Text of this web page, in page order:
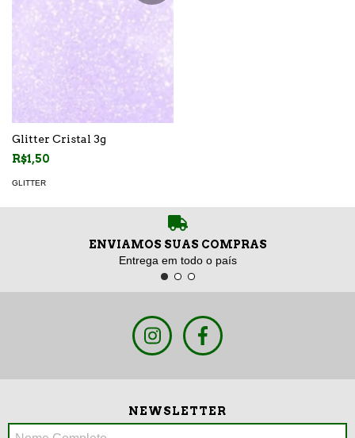
Glitter Cristal 3g
R$1,50
GLITTER
ENVIAMOS SUAS COMPRAS
Entrega em todo o país
NEWSLETTER